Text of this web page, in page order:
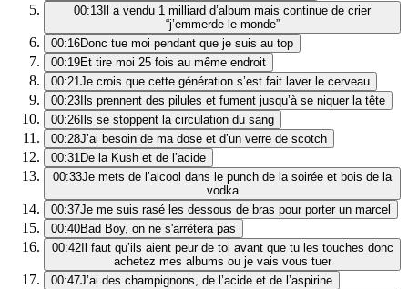
00:13 Il a vendu 1 milliard d’album mais continue de crier
“j’emmerde le monde”
00:16Donc tue moi pendant que je suis au top
00:19Et tire moi 25 fois au même endroit
00:21Je crois que cette génération s’est fait laver le cerveau
00:23 Ils prennent des pilules et fument jusqu’à se niquer la tête
00:26 Ils se stoppent la circulation du sang
00:28J’ai besoin de ma dose et d’un verre de scotch
00:31De la Kush et de l’acide
00:33Je mets de l’alcool dans le punch de la soirée et bois de la
vodka
00:37Je me suis rasé les dessous de bras pour porter un marcel
00:40Bad Boy, on ne s'arrêtera pas
00:42Il faut qu’ils aient peur de toi avant que tu les touches donc
achetez mes albums ou je vais vous tuer
00:47J’ai des champignons, de l’acide et de l’aspirine